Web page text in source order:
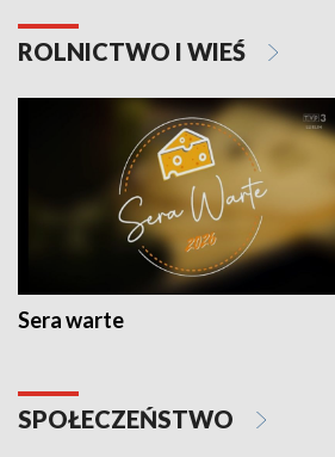
ROLNICTWO I WIEŚ
Sera warte
SPOŁECZEŃSTWO